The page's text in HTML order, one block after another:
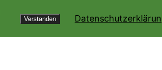
Verstanden